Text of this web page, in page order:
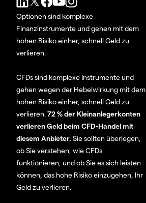
Optionen sind komplexe
Finanzinstrumente und gehen mit dem
hohen Risiko einher, schnell Geld zu
verlieren.
CFDs sind komplexe Instrumente und
gehen wegen der Hebelwirkung mit dem
hohen Risiko einher, schnell Geld zu
verlieren.72 % der Kleinanlegerkonten
verlieren Geld beim CFD-Handel mit
diesem Anbieter. Sie sollten überlegen,
ob Sie verstehen, wie CFDs
funktionieren, und ob Sie es sich leisten
können, das hohe Risiko einzugehen, Ihr
Geld zu verlieren.